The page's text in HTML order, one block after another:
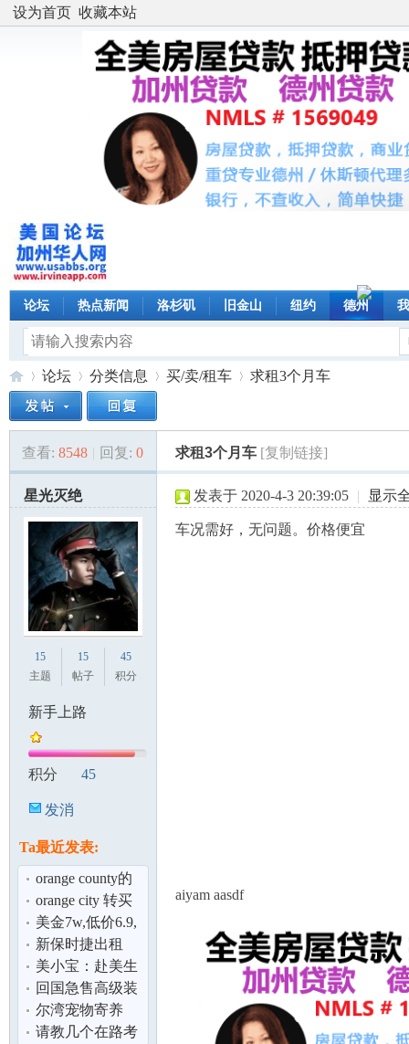
设为首页 收藏本站
论坛 热点新闻 洛杉矶 旧金山 纽约 德州
美»
论坛
›
分类信息 买/卖/租车
›
求租3个月车
查看: 8548 | 回复: 0 求租3个月车 [复制链接]
星光灭绝
15
主题
15
帖子
45
积分
新手上路
积分 45
发消
Ta最近发表:
orange county的
Costa Mesa 2b2b
转租.
orange city 转买
家具
美金7w,低价6.9,
在大通户口
新保时捷出租
美小宝：赴美生
子如何处理“呆
账”
回国急售高级装
修按摩店
尔湾宠物寄养
请教几个在路考
发表于 2020-4-3 20:39:05 | 显示
车况需好，无问题。价格便宜
aiyam aasdf